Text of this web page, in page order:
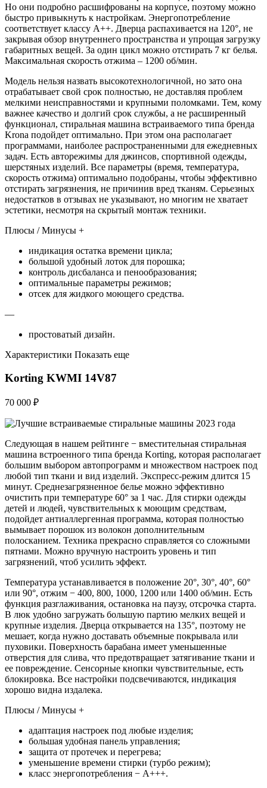
Но они подробно расшифрованы на корпусе, поэтому можно
быстро привыкнуть к настройкам. Энергопотребление
соответствует классу А++. Дверца распахивается на 120°, не
закрывая обзор внутреннего пространства и упрощая загрузку
габаритных вещей. За один цикл можно отстирать 7 кг белья.
Максимальная скорость отжима – 1200 об/мин.
Модель нельзя назвать высокотехнологичной, но зато она
отрабатывает свой срок полностью, не доставляя проблем
мелкими неисправностями и крупными поломками. Тем, кому
важнее качество и долгий срок службы, а не расширенный
функционал, стиральная машина встраиваемого типа бренда
Krona подойдет оптимально. При этом она располагает
программами, наиболее распространенными для ежедневных
задач. Есть авторежимы для джинсов, спортивной одежды,
шерстяных изделий. Все параметры (время, температура,
скорость отжима) оптимально подобраны, чтобы эффективно
отстирать загрязнения, не причинив вред тканям. Серьезных
недостатков в отзывах не указывают, но многим не хватает
эстетики, несмотря на скрытый монтаж техники.
Плюсы / Минусы +
индикация остатка времени цикла;
большой удобный лоток для порошка;
контроль дисбаланса и пенообразования;
оптимальные параметры режимов;
отсек для жидкого моющего средства.
—
простоватый дизайн.
Характеристики Показать еще
Korting KWMI 14V87
70 000 ₽
Следующая в нашем рейтинге − вместительная стиральная
машина встроенного типа бренда Korting, которая располагает
большим выбором автопрограмм и множеством настроек под
любой тип ткани и вид изделий. Экспресс-режим длится 15
минут. Среднезагрязненное белье можно эффективно
очистить при температуре 60° за 1 час. Для стирки одежды
детей и людей, чувствительных к моющим средствам,
подойдет антиаллергенная программа, которая полностью
вымывает порошок из волокон дополнительным
полосканием. Техника прекрасно справляется со сложными
пятнами. Можно вручную настроить уровень и тип
загрязнений, чтоб усилить эффект.
Температура устанавливается в положение 20°, 30°, 40°, 60°
или 90°, отжим − 400, 800, 1000, 1200 или 1400 об/мин. Есть
функция разглаживания, остановка на паузу, отсрочка старта.
В люк удобно загружать большую партию мелких вещей и
крупные изделия. Дверца открывается на 135°, поэтому не
мешает, когда нужно доставать объемные покрывала или
пуховики. Поверхность барабана имеет уменьшенные
отверстия для слива, что предотвращает затягивание ткани и
ее повреждение. Сенсорные кнопки чувствительные, есть
блокировка. Все настройки подсвечиваются, индикация
хорошо видна издалека.
Плюсы / Минусы +
адаптация настроек под любые изделия;
большая удобная панель управления;
защита от протечек и перегрева;
уменьшение времени стирки (турбо режим);
класс энергопотребления − А+++.